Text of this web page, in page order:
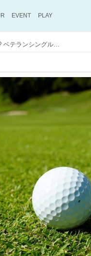
EVENT PLAY
“レイアップ”は地味でつまらないプレー!? ベテランシングルが考えるその大切さとは？【参上! ゴルファー応援隊】